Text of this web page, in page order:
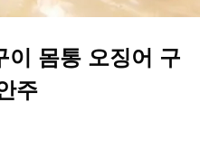
이 몸통 오징어 구
주